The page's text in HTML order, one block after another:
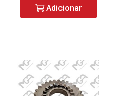
Adicionar